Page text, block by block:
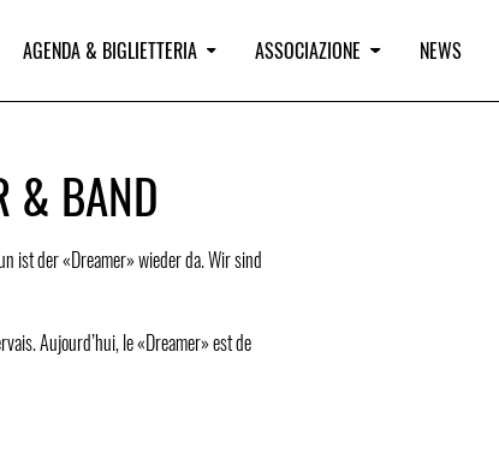
AGENDA & BIGLIETTERIA ASSOCIAZIONE NEWS
& BAND
ist der «Dreamer» wieder da. Wir sind
Aujourd’hui, le «Dreamer» est de